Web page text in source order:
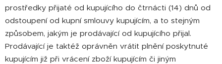
prostředky přijaté od kupujícího do čtrnácti (14) dnů od
odstoupení od kupní smlouvy kupujícím, a to stejným
způsobem, jakým je prodávající od kupujícího přijal.
Prodávající je taktéž oprávněn vrátit plnění poskytnuté
kupujícím již při vrácení zboží kupujícím či jiným